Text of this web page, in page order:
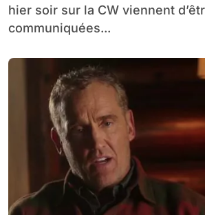
hier soir sur la CW viennent
communiquées...